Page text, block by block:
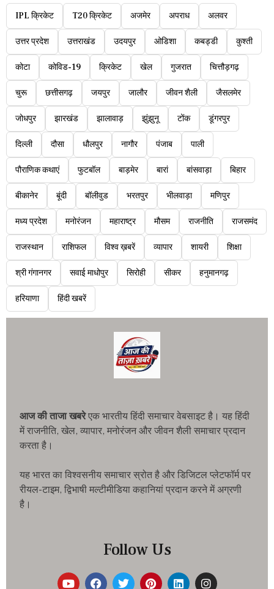
IPL क्रिकेट T20 क्रिकेट अजमेर अपराध अलवर
उत्तर प्रदेश उत्तराखंड उदयपुर ओडिशा कबड्डी कुश्ती
कोटा कोविड-19 क्रिकेट खेल गुजरात चित्तौड़गढ़
चुरू छत्तीसगढ़ जयपुर जालौर जीवन शैली जैसलमेर
जोधपुर झारखंड झालावाड़ झुंझुनू टोंक डूंगरपुर
दिल्ली दौसा धौलपुर नागौर पंजाब पाली
पौराणिक कथाएं फुटबॉल बाड़मेर बारां बांसवाड़ा बिहार
बीकानेर बूंदी बॉलीवुड भरतपुर भीलवाड़ा मणिपुर
मध्य प्रदेश मनोरंजन महाराष्ट्र मौसम राजनीति राजसमंद
राजस्थान राशिफल विश्व ख़बरें व्यापार शायरी शिक्षा
श्री गंगानगर सवाई माधोपुर सिरोही सीकर हनुमानगढ़
हरियाणा हिंदी खबरें
आज की ताजा खबरेएक भारतीय हिंदी समाचार वेबसाइट है। यह हिंदी
में राजनीति, खेल, व्यापार, मनोरंजन और जीवन शैली समाचार प्रदान
करता है।
यह भारत का विश्वसनीय समाचार स्रोत है और डिजिटल प्लेटफॉर्म पर
रीयल-टाइम, द्विभाषी मल्टीमीडिया कहानियां प्रदान करने में अग्रणी
है।
Follow Us